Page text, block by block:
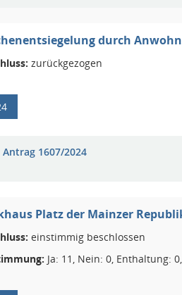
durch
zurückgezogen
Antrag 1607/2024
Platz der Mainzer
einstimmig beschlossen
Ja: 11, Nein: 0, Enthaltung: